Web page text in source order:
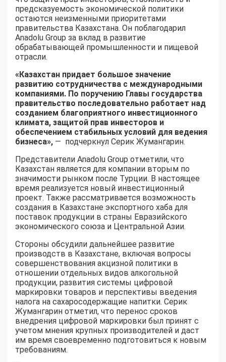
предсказуемость экономической политики
остаются неизменными приоритетами
правительства Казахстана. Он поблагодарил
Anadolu Group за вклад в развитие
обрабатывающей промышленности и пищевой
отрасли.
«Казахстан придает большое значение
развитию сотрудничества с международными
компаниями. По поручению Главы государства
правительство последовательно работает над
созданием благоприятного инвестиционного
климата, защитой прав инвесторов и
обеспечением стабильных условий для ведения
бизнеса», — подчеркнул Серик Жумангарин.
Представители Anadolu Group отметили, что
Казахстан является для компании вторым по
значимости рынком после Турции. В настоящее
время реализуется новый инвестиционный
проект. Также рассматривается возможность
создания в Казахстане экспортного хаба для
поставок продукции в страны Евразийского
экономического союза и Центральной Азии.
Стороны обсудили дальнейшее развитие
производств в Казахстане, включая вопросы
совершенствования акцизной политики в
отношении отдельных видов алкогольной
продукции, развития системы цифровой
маркировки товаров и перспективы введения
налога на сахаросодержащие напитки. Серик
Жумангарин отметил, что перенос сроков
внедрения цифровой маркировки был принят с
учетом мнения крупных производителей и даст
им время своевременно подготовиться к новым
требованиям.